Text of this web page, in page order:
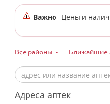
Важно Цены и
Все районы Ближайшие
Адреса аптек